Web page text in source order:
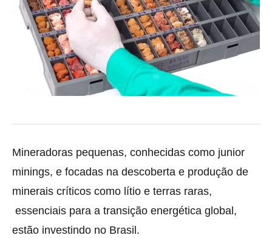
Mineradoras pequenas, conhecidas como junior
minings, e focadas na descoberta e produção de
minerais críticos como lítio e terras raras,
essenciais para a transição energética global,
estão investindo no Brasil.